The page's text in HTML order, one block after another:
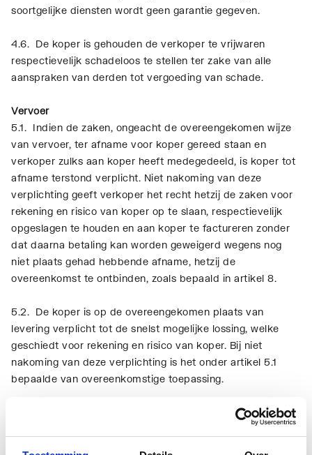
soortgelijke diensten wordt geen garantie gegeven.
4.6. De koper is gehouden de verkoper te vrijwaren
respectievelijk schadeloos te stellen ter zake van alle
aanspraken van derden tot vergoeding van schade.
Vervoer
5.1. Indien de zaken, ongeacht de overeengekomen wijze
van vervoer, ter afname voor koper gereed staan en
verkoper zulks aan koper heeft medegedeeld, is koper tot
afname terstond verplicht. Niet nakoming van deze
verplichting geeft verkoper het recht hetzij de zaken voor
rekening en risico van koper op te slaan, respectievelijk
opgeslagen te houden en aan koper te factureren zonder
dat daarna betaling kan worden geweigerd wegens nog
niet plaats gehad hebbende afname, hetzij de
overeenkomst te ontbinden, zoals bepaald in artikel 8.
5.2. De koper is op de overeengekomen plaats van
levering verplicht tot de snelst mogelijke lossing, welke
geschiedt voor rekening en risico van koper. Bij niet
nakoming van deze verplichting is het onder artikel 5.1
bepaalde van overeenkomstige toepassing.
5.3. Levering is af fabriek, “ex Works” (Incoterms) tenzij